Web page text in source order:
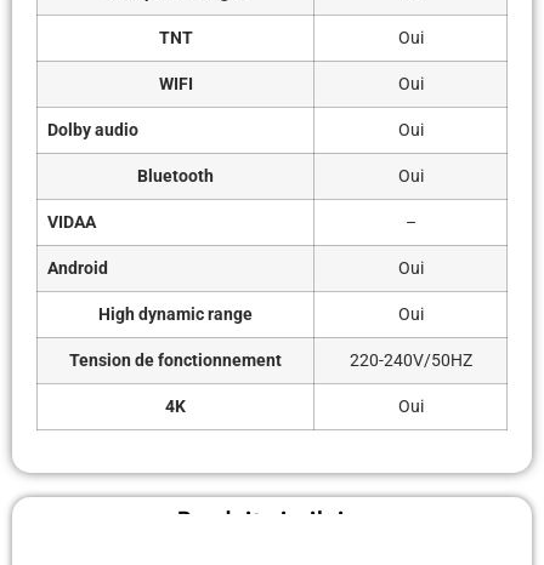
TNT Oui
WIFI Oui
Dolby audio Oui
Bluetooth Oui
VIDAA –
Android Oui
High dynamic range Oui
Tension de fonctionnement 220-240V/50HZ
4K Oui
Produit similaire